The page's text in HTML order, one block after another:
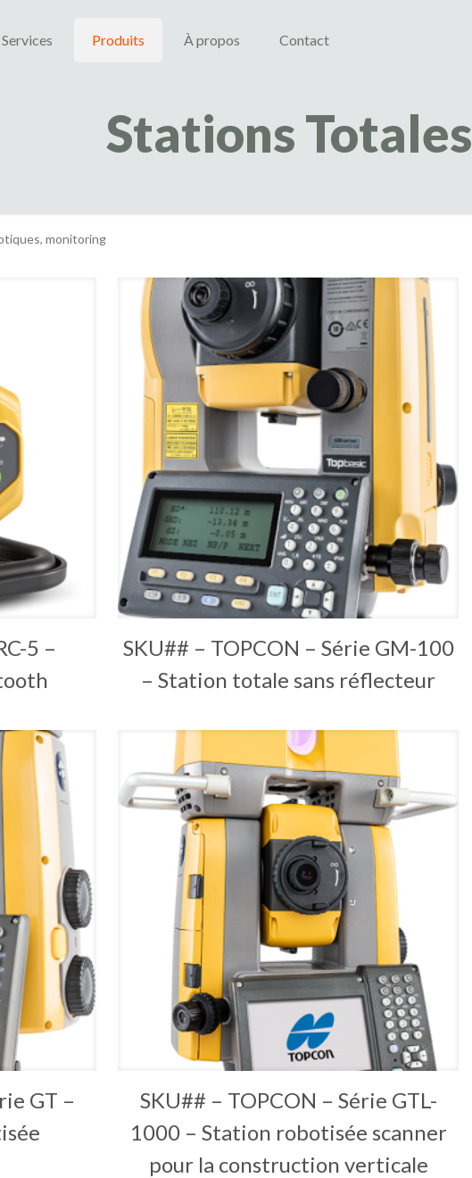
Services Produits À propos Contact
Stations Totales
monitoring
5 –
SKU## – TOPCON – Série GM-100
– Station totale sans réflecteur
GT –
SKU## – TOPCON – Série GTL-
1000 – Station robotisée scanner
pour la construction verticale